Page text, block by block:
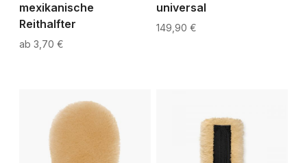
mexikanische
Reithalfter
3,70 €
universal
149,90 €